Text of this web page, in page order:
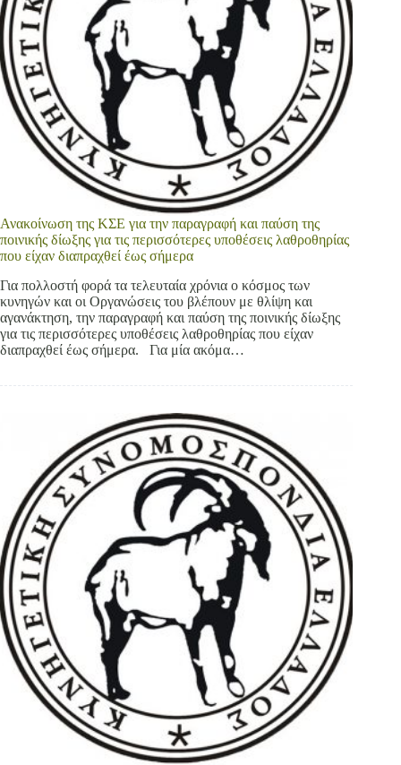
Ανακοίνωση της ΚΣΕ για την παραγραφή και παύση της
ποινικής δίωξης για τις περισσότερες υποθέσεις λαθροθηρίας
που είχαν διαπραχθεί έως σήμερα
Για πολλοστή φορά τα τελευταία χρόνια ο κόσμος των
κυνηγών και οι Οργανώσεις του βλέπουν με θλίψη και
αγανάκτηση, την παραγραφή και παύση της ποινικής δίωξης
για τις περισσότερες υποθέσεις λαθροθηρίας που είχαν
διαπραχθεί έως σήμερα. Για μία ακόμα…